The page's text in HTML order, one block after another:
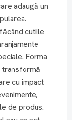
adaugă un
cutiile
Forma
transformă
cu impact
de produs.